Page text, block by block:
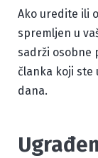
Ako uredite ili
spremljen u
sadrži osobne
članka koji ste
dana.